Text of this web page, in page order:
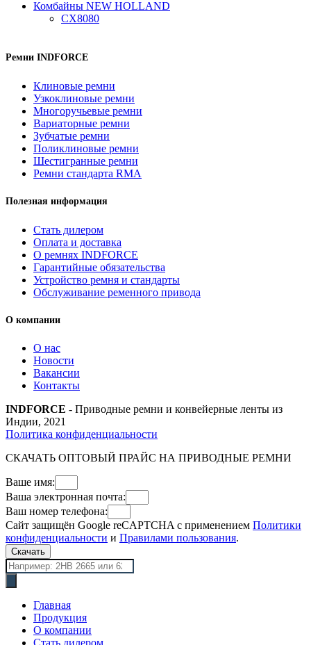
Комбайны NEW HOLLAND
CX8080
Ремни INDFORCE
Клиновые ремни
Узкоклиновые ремни
Многоручьевые ремни
Вариаторные ремни
Зубчатые ремни
Поликлиновые ремни
Шестигранные ремни
Ремни стандарта RMA
Полезная информация
Стать дилером
Оплата и доставка
О ремнях INDFORCE
Гарантийные обязательства
Устройство ремня и стандарты
Обслуживание ременного привода
О компании
О нас
Новости
Вакансии
Контакты
INDFORCE - Приводные ремни и конвейерные ленты из
Индии, 2021
Политика конфиденциальности
СКАЧАТЬ ОПТОВЫЙ ПРАЙС НА ПРИВОДНЫЕ РЕМНИ
Ваше имя:
Ваша электронная почта:
Ваш номер телефона:
Сайт защищён Google reCAPTCHA с применением Политики
конфиденциальности и Правилами пользования.
Скачать
Поиск
товаров
Главная
Продукция
О компании